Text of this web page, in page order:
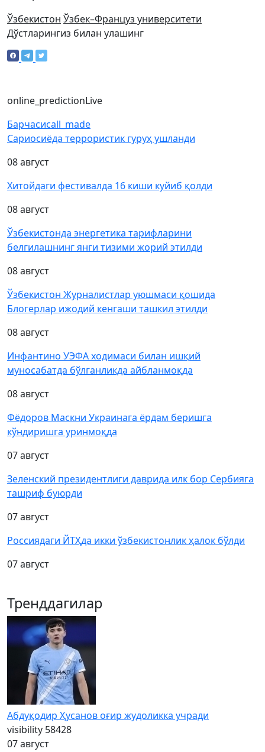
Ўзбекистон Ўзбек–Француз университети
Дўстларингиз билан улашинг
online_predictionLive
Барчасиcall_made
Сариосиёда террористик гуруҳ ушланди
08 август
Хитойдаги фестивалда 16 киши куйиб қолди
08 август
Ўзбекистонда энергетика тарифларини
белгилашнинг янги тизими жорий этилди
08 август
Ўзбекистон Журналистлар уюшмаси қошида
Блогерлар ижодий кенгаши ташкил этилди
08 август
Инфантино УЭФА ходимаси билан ишқий
муносабатда бўлганликда айбланмоқда
08 август
Фёдоров Маскни Украинага ёрдам беришга
кўндиришга уринмоқда
07 август
Зеленский президентлиги даврида илк бор Сербияга
ташриф буюрди
07 август
Россиядаги ЙТҲда икки ўзбекистонлик ҳалок бўлди
07 август
Тренддагилар
Абдуқодир Ҳусанов оғир жудоликка учради
visibility 58428
07 август